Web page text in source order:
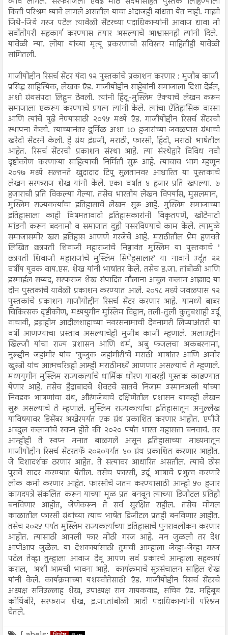
किती परिश्रम घ्यावे लागले असतील याचा अंदाजही बांधता येत नाही. माझी
जिथे-जिथे गरज पटेल त्यावेळी सेंटरच्या पदाधिकाऱ्यांनी आवाज द्यावा मी
सर्वोतोपरी सहकार्य करण्यास तयार असल्याचे आश्वासनही त्यांनी दिले.
यावेळी न्या. लोया यांच्या मृत्यू प्रकरणाची सविस्तर माहितीही यावेळी
सांगितली.
गाजीयोद्दीन रिसर्च सेंटर यंदा १२ पुस्तकांचे प्रकाशन करणार : मुजीब काजी
प्रसिद्ध साहित्यिक, लेखक ऍड. गाजीयोद्दीन साहेबांनी समाजाला दिशा देईल,
अशी ग्रंथसंपदा लिहून ठेवली. त्यांनी हिंदू-मुस्लिम ऐक्याचे लेखन करून
समाजाला एकरूप करण्याचे प्रयत्न त्यांनी केले. त्यांचा ऐतिहासिक वारसा
आणि त्यांचे पुढे नेण्यासाठी २०१५ मध्ये ऍड. गाजीयोद्दीन रिसर्च सेंटरची
स्थापना केली. त्याच्यानंतर दुर्मिळ अशा 10 हजारांच्या जवळपास ग्रंथाची
खरेदी सेंटरने केली. हे ग्रंथ इंग्रजी, मराठी, फारसी, हिंदी, मराठी भाषेतील
आहेत. रिसर्च सेंटरची प्रकाशन संस्था आहे. त्या संस्थेद्वारे विविध नवी
दृष्टीकोण करणाऱ्या साहित्याची निर्मिती सुरू आहे. त्याचाच भाग म्हणून
२०१७ मध्ये सल्तनते खुदादाद टिपु सुलतानवर आधारित या पुस्तकाचे
लेखन सरफराज शेख यांनी केले. एका वर्षात ४ हजार प्रति खपल्या. ७
हजाराची प्रति विकल्या गेल्या. तसेच भारतीय लेखन विपर्यास, मुसलमान,
मुस्लिम राज्यकर्त्यांचा इतिहासाचे लेखन सुरू आहे. मुस्लिम समाजाच्या
इतिहासाला काही विषमतावादी इतिहासकारांनी विकृतपणे, खोटेनाटी
मांडनी करून बदनामी व समाजात दुही पसरविण्याचे काम केले. त्यामुळे
समाजासमोर खरा इतिहास आणणे गरजेचे आहे. मराठीतील प्रेम हणवते
लिखित छत्रपती शिवाजी महाराजांचे निष्ठावंत मुस्लिम या पुस्तकाचे ’
छत्रपती शिवाजी महाराजांचे मुस्लिम सिपेहसालार’ या नावाने उर्दूत २२
वर्षीय युवक वाय.एस. शेख यांनी भाषांतर केले. तसेच इ.जा. तांबोळी आणि
इस्माईल सय्यद, सरफराज शेख संपादित मौलाना अबुल कलाम आझाद या
दोन पुस्तकांचे यावेळी प्रकाशन करण्यात आले. २०१८ मध्ये जवळपास १२
पुस्तकांचे प्रकाशन गाजीयोद्दीन रिसर्च सेंटर करणार आहे. यामध्ये बाबर
चिकित्सक दृष्टीकोण, मध्ययुगीन मुस्लिम विद्वान, तली-तुली कुतुबशाही उर्दू
वाचावी, इब्राहीम आदीलशाहाच्या नवरसनामाची देवनागरी लिप्याअंतरी या
वर्षी आणण्याचा प्रस्ताव असल्याचेही मुजीब काजी म्हणाले. अलाउद्दीन
खिल्जी यांचा राज्य प्रशासन आणि धर्म, अबु फजलचा अकबरनामा,
नुरूद्दीन जहांगीर यांच ’कुजुक जहांगीरी’चे मराठी भाषांतर आणि अमीर
खुस्त्रो यांच आत्मचरित्रही आम्ही मराठीमध्ये आणणार असल्याचे ते म्हणाले.
मध्ययुगीन मुस्लिम राज्यकर्त्यांचे धार्मिक धोरण यावरही पुस्तक काढण्यात
येणार आहे. तसेच हैद्राबादचे शेवटचे सातवे निजाम उस्मानअली यांच्या
निवडक भाषणांचा ग्रंथ, औरंगजेबाचे दक्षिणेतील प्रशासन यावरही लेखन
सुरू असल्याचे ते म्हणाले. मुस्लिम राज्यकर्त्यांचा इतिहासातून अनुल्लेख
याविषयावर डिसेंबर अखेरपर्यंत एक ग्रंथ प्रकाशित करणार आहोत. एपीजे
अब्दुल कलामांचे स्वप्न होते की २०२० पर्यंत भारत महासत्ता बनवाचं. तर
आम्हीही ते स्वप्न मनात बाळगले असून इतिहासाच्या माध्यमातून
गाजीयोद्दीन रिसर्च सेंटरतर्फे २०२०पर्यंत ४० ग्रंथ प्रकाशित करणार आहोत.
जे दिशादर्शक ठरणार आहेत. ते सत्यावर आधारित असतील. त्याचे ठोस
पुरावे सादर करण्यात येतील. तसेच फारसी, उर्दू भाषाचे प्रभुत्व करणारे
लोक कमी करणार आहेत. फारसीचे जतन करण्यासाठी आम्ही ५० हजार
कागदपत्रे संकलित करून याच्या मूळ प्रत बनवून त्याच्या डिजीटल प्रतिही
बनविणार आहोत, जेणेकरून ते सर्व सुरक्षित राहील. तसेच मोगल
काळातील फारसी ग्रंथांच्या त्याच भाषेत डिजीटल प्रतही बनविणार आहोत.
तसेच २०२५ पर्यंत मुस्लिम राज्यकर्त्यांच्या इतिहासाचे पुनरावलोकन करणार
आहोत. त्यासाठी आपली फार मोठी गरज आहे. मन जुळली तर देश
आपोआप जुळेल. या देशकार्यासाठी तुमची आम्हाला जेव्हा-जेव्हा गरज
पटेल तेव्हा तुम्हाला आवाज देवू आपण सर्व प्रकारचे आम्हाला सहकार्य
कराल, अशी आमची भावना आहे. कार्यक्रमाचे सुत्रसंचालन साहिल शेख
यांनी केले. कार्यक्रमाच्या यशस्वीतेसाठी ऍड. गाजीयोद्दीन रिसर्च सेंटरचे
अध्यक्ष समिउल्लाह शेख, उपाध्यक्ष राम गायकवाड, सचिव ऍड. महिबूब
कोथिंबीरे, सरफराज शेख, इ.जा.तांबोळी आदी पदाधिकाऱ्यांनी परिश्रम
घेतले.